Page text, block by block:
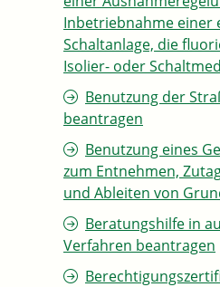
Inbetriebnahme einer
Schaltanlage, die
Isolier- oder
Benutzung der
beantragen
Benutzung eines
zum Entnehmen,
und Ableiten von
Beratungshilfe in
Verfahren beantragen